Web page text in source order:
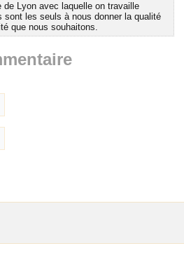
de Lyon avec laquelle on travaille
sont les seuls à nous donner la qualité
que nous souhaitons.